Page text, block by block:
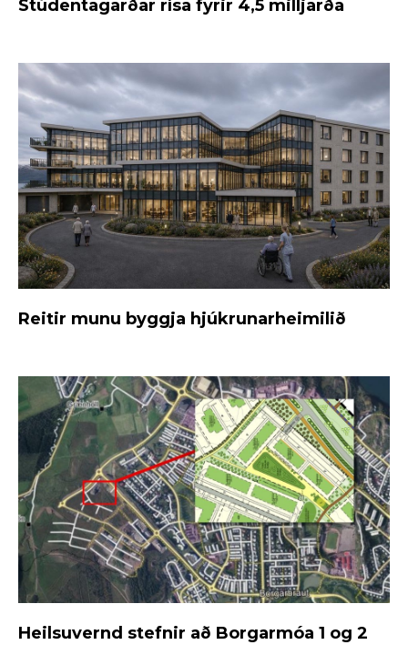
Stúdentagarðar rísa fyrir 4,5 milljarða
Reitir munu byggja hjúkrunarheimilið
Heilsuvernd stefnir að Borgarmóa 1 og 2